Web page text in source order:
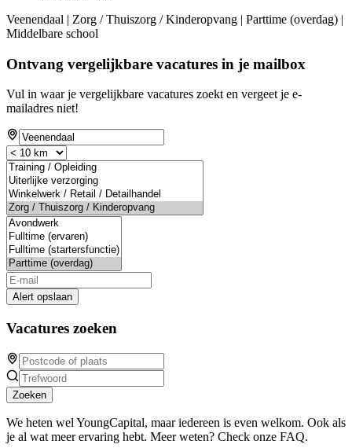
Veenendaal | Zorg / Thuiszorg / Kinderopvang | Parttime (overdag) |
Middelbare school
Ontvang vergelijkbare vacatures in je mailbox
Vul in waar je vergelijkbare vacatures zoekt en vergeet je e-
mailadres niet!
Alert opslaan
Vacatures zoeken
Zoeken
We heten wel YoungCapital, maar iedereen is even welkom. Ook als
je al wat meer ervaring hebt. Meer weten? Check onze FAQ.